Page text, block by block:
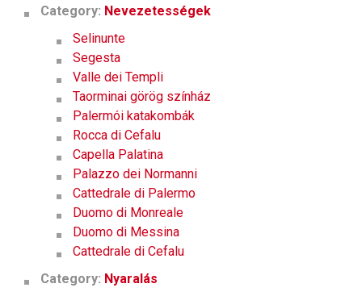
Category: Nevezetességek
Selinunte
Segesta
Valle dei Templi
Taorminai görög színház
Palermói katakombák
Rocca di Cefalu
Capella Palatina
Palazzo dei Normanni
Cattedrale di Palermo
Duomo di Monreale
Duomo di Messina
Cattedrale di Cefalu
Category: Nyaralás